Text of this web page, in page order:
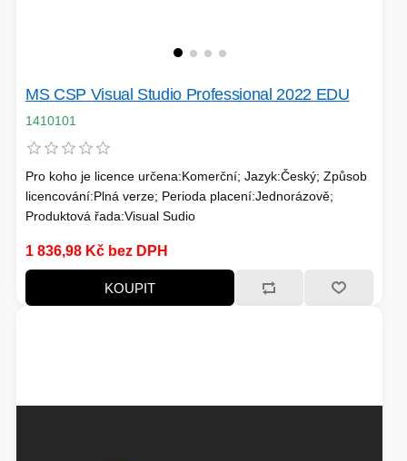
MS CSP Visual Studio Professional 2022 EDU
1410101
Pro koho je licence určena:Komerční; Jazyk:Český; Způsob
licencování:Plná verze; Perioda placení:Jednorázově;
Produktová řada:Visual Sudio
1 836,98 Kč bez DPH
KOUPIT